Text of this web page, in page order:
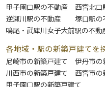
甲子園口駅の不動産 西宮北
逆瀬川駅の不動産
塚口駅の
鳴尾・武庫川女子大前駅の不動
各地域・駅の新築戸建てを
尼崎市の新築戸建て 伊丹市の
川西市の新築戸建て
西宮市の
甲子園口駅の新築戸建て